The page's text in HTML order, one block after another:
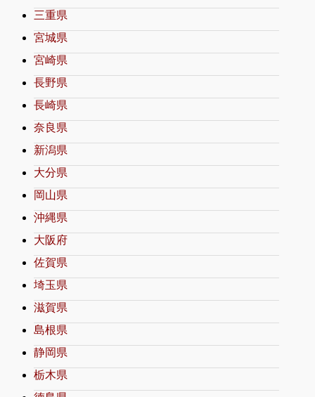
三重県
宮城県
宮崎県
長野県
長崎県
奈良県
新潟県
大分県
岡山県
沖縄県
大阪府
佐賀県
埼玉県
滋賀県
島根県
静岡県
栃木県